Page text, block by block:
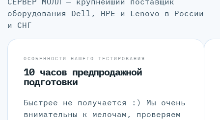
оборудования Dell, HPE и Lenovo в России
и СНГ
ОСОБЕННОСТИ НАШЕГО ТЕСТИРОВАНИЯ
10 часов предпродажной
подготовки
Быстрее не получается :) Мы очень
внимательны к мелочам, проверяем